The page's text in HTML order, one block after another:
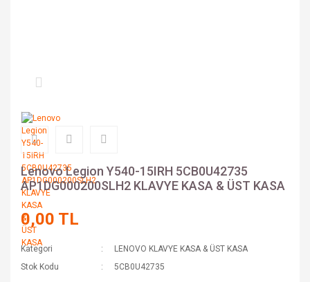
Lenovo Legion Y540-15IRH 5CB0U42735
AP1DG000200SLH2 KLAVYE KASA & ÜST KASA
0,00 TL
Kategori
LENOVO KLAVYE KASA & ÜST KASA
Stok Kodu
5CB0U42735